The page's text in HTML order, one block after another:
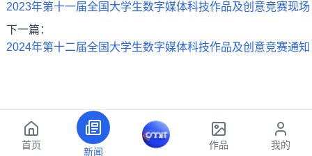
2023年第十一届全国大学生数字媒体科技作品及创意竞赛现
下一篇：
2024年第十二届全国大学生数字媒体科技作品及创意竞赛通知
首页
新闻
作品 我的